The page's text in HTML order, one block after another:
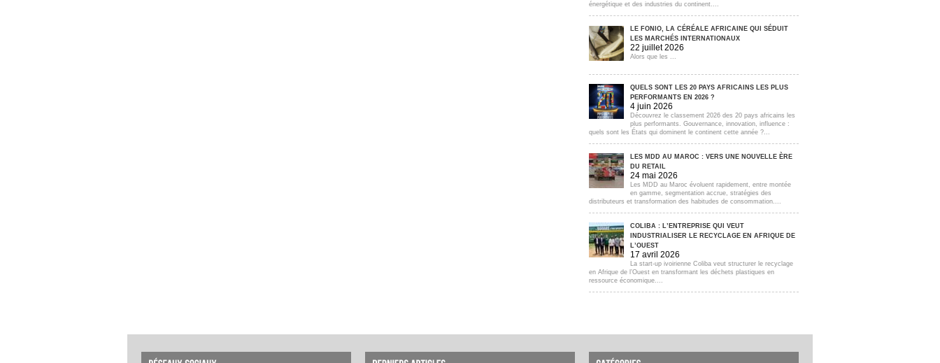
énergétique et des industries du continent....
LE FONIO, LA CÉRÉALE AFRICAINE QUI SÉDUIT
LES MARCHÉS INTERNATIONAUX
22 juillet 2026
Alors que les ...
QUELS SONT LES 20 PAYS AFRICAINS LES PLUS
PERFORMANTS EN 2026 ?
4 juin 2026
Découvrez le classement 2026 des 20 pays africains les
plus performants. Gouvernance, innovation, influence :
quels sont les États qui dominent le continent cette année ?...
LES MDD AU MAROC : VERS UNE NOUVELLE ÈRE
DU RETAIL
24 mai 2026
Les MDD au Maroc évoluent rapidement, entre montée
en gamme, segmentation accrue, stratégies des
distributeurs et transformation des habitudes de consommation....
COLIBA : L’ENTREPRISE QUI VEUT
INDUSTRIALISER LE RECYCLAGE EN AFRIQUE DE
L’OUEST
17 avril 2026
La start-up ivoirienne Coliba veut structurer le recyclage
en Afrique de l’Ouest en transformant les déchets plastiques en
ressource économique....